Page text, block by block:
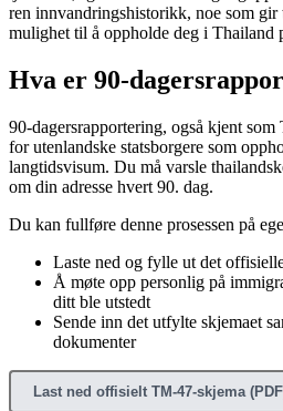
ren innvandringshistorikk, noe som
mulighet til å oppholde deg i Thailand
Hva er 90-
90-dagersrapportering, også kjent
for utenlandske statsborgere som
langtidsvisum. Du må varsle
om din adresse hvert 90. dag.
Du kan fullføre denne prosessen på
Laste ned og fylle ut det
Å møte opp personlig på
ditt ble utstedt
Sende inn det utfylte skjemaet
dokumenter
Last ned offisielt TM-47-skjema